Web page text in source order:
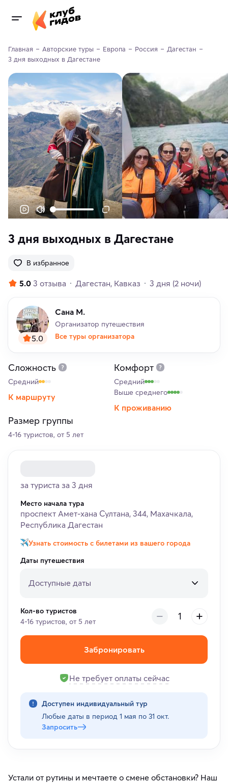
Главная Авторские туры Европа Россия
Дагестан
3 дня выходных в Дагестане
3 дня выходных в Дагестане
В избранное
5.0 3 отзыва Дагестан Кавказ 3 дня (2 ночи)
5.0
Сана М.
Организатор путешествия
Все туры организатора
Сложность
Средний
К маршруту
Комфорт
Средний
Выше среднего
К проживанию
Размер группы
4-16 туристов, от 5 лет
за туриста за 3 дня
Место начала тура
проспект Амет-хана Султана, 344, Махачкала,
Республика Дагестан
Узнать стоимость с билетами из вашего города
Даты путешествия
Доступные даты
Кол-во туристов
4-16 туристов, от 5 лет
Забронировать
Не требует оплаты сейчас
Доступен индивидуальный тур
Любые даты в период 1 мая по 31 окт.
Запросить
Устали от рутины и мечтаете о смене обстановки? Наш